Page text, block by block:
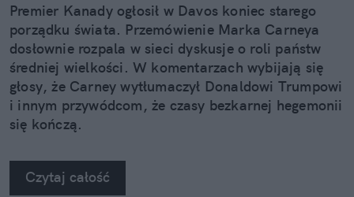
Premier Kanady ogłosił w Davos koniec starego
porządku świata. Przemówienie Marka Carneya
dosłownie rozpala w sieci dyskusje o roli państw
średniej wielkości. W komentarzach wybijają się
głosy, że Carney wytłumaczył Donaldowi Trumpowi
i innym przywódcom, że czasy bezkarnej hegemonii
się kończą.
Czytaj całość